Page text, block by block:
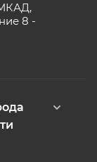
8 -